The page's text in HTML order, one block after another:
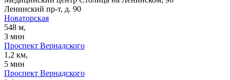
Ленинский пр-т, д. 90
Новаторская
548 м,
3 мин
Проспект Вернадского
1,2 км,
5 мин
Проспект Вернадского